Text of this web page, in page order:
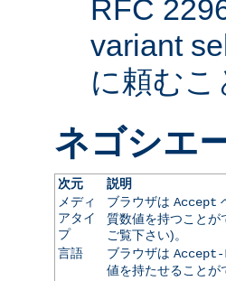
RFC
variant
に頼む
ネゴシエ
次元
説明
メディ
アタイ
プ
ブラウザは Accept
質数値を持つことが
ご覧下さい)。
言語
ブラウザは Accept-
値を持たせることが